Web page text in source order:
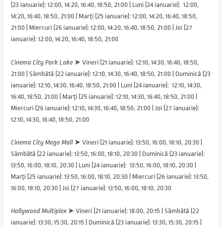
(23 ianuarie): 12:00, 14:20, 16:40, 18:50, 21:00 | Luni (24 ianuarie): 12:00,
14:20, 16:40, 18:50, 21:00 | Marți (25 ianuarie): 12:00, 14:20, 16:40, 18:50,
21:00 | Miercuri (26 ianuarie): 12:00, 14:20, 16:40, 18:50, 21:00 | Joi (27
ianuarie): 12:00, 14:20, 16:40, 18:50, 21:00
Cinema City Park Lake ➤ Vineri (21 ianuarie): 12:10, 14:30, 16:40, 18:50,
21:00 | Sâmbătă (22 ianuarie): 12:10, 14:30, 16:40, 18:50, 21:00 | Duminică (23
ianuarie): 12:10, 14:30, 16:40, 18:50, 21:00 | Luni (24 ianuarie): 12:10, 14:30,
16:40, 18:50, 21:00 | Marți (25 ianuarie): 12:10, 14:30, 16:40, 18:50, 21:00 |
Miercuri (26 ianuarie): 12:10, 14:30, 16:40, 18:50, 21:00 | Joi (27 ianuarie):
12:10, 14:30, 16:40, 18:50, 21:00
Cinema City Mega Mall ➤ Vineri (21 ianuarie): 13:50, 16:00, 18:10, 20:30 |
Sâmbătă (22 ianuarie): 13:50, 16:00, 18:10, 20:30 | Duminică (23 ianuarie):
13:50, 16:00, 18:10, 20:30 | Luni (24 ianuarie): 13:50, 16:00, 18:10, 20:30 |
Marți (25 ianuarie): 13:50, 16:00, 18:10, 20:30 | Miercuri (26 ianuarie): 13:50,
16:00, 18:10, 20:30 | Joi (27 ianuarie): 13:50, 16:00, 18:10, 20:30
Hollywood Multiplex ➤ Vineri (21 ianuarie): 18:00, 20:15 | Sâmbătă (22
ianuarie): 13:30, 15:30, 20:15 | Duminică (23 ianuarie): 13:30, 15:30, 20:15 |